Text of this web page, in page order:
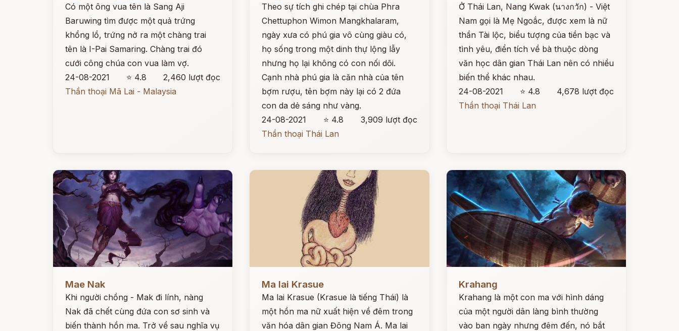
Có một ông vua tên là Sang Aji
Baruwing tìm được một quả trứng
khổng lồ, trứng nở ra một chàng trai
tên là I-Pai Samaring. Chàng trai đó
cưới công chúa con vua làm vợ.
24-08-2021
⭐ 4.8
2,460 lượt đọc
Thần thoại Mã Lai - Malaysia
Theo sự tích ghi chép tại chùa Phra
Chettuphon Wimon Mangkhalaram,
ngày xưa có phú gia vô cùng giàu có,
họ sống trong một dinh thự lộng lẫy
nhưng họ lại không có con nối dõi.
Cạnh nhà phú gia là căn nhà của tên
bợm rượu, tên bợm này lại có 2 đứa
con da dẻ sáng như vàng.
24-08-2021
⭐ 4.8
3,909 lượt đọc
Thần thoại Thái Lan
Ở Thái Lan, Nang Kwak (นางกวัก) - Việt
Nam gọi là Mẹ Ngoắc, được xem là nữ
thần Tài lộc, biểu tượng của tiền bạc và
tình yêu, điển tích về bà thuộc dòng
văn học dân gian Thái Lan nên có nhiều
biến thể khác nhau.
24-08-2021
⭐ 4.8
4,678 lượt đọc
Thần thoại Thái Lan
Mae Nak
Khi người chồng - Mak đi lính, nàng
Nak đã chết cùng đứa con sơ sinh và
biến thành hồn ma. Trở về sau nghĩa vụ
Ma lai Krasue
Ma lai Krasue (Krasue là tiếng Thái) là
một hồn ma nữ xuất hiện về đêm trong
văn hóa dân gian Đông Nam Á. Ma lai
Krahang
Krahang là một con ma với hình dáng
của một người dân làng bình thường
vào ban ngày nhưng đêm đến, nó bắt